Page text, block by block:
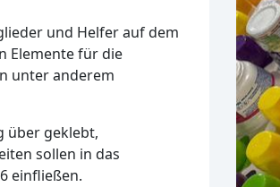
und Helfer auf dem
Elemente für die
unter anderem
über geklebt,
sollen in das
einfließen.